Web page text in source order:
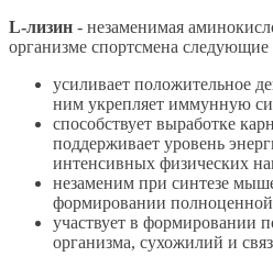
L-лизин - незаменимая
организме спортсмена
усиливает положительное
ним укрепляет иммунную
способствует выработке
поддерживает уровень
интенсивных физических
незаменим при синтезе
формировании
участвует в формировании
организма, сухожилий и